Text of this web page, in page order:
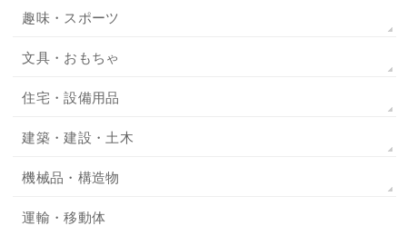
趣味・スポーツ
文具・おもちゃ
住宅・設備用品
建築・建設・土木
機械品・構造物
運輸・移動体